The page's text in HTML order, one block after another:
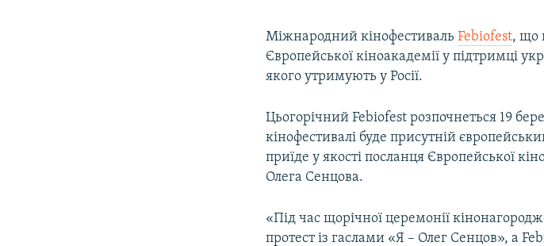
Міжнародний кінофестивальFebiofest, що
Європейської кіноакадемії у підтримці
якого утримують у Росії.
Цьогорічний Febiofest розпочнеться 19
кінофестивалі буде присутній
приїде у якості посланця Європейської
Олега Сенцова.
«Під час щорічної церемонії
протест із гаслами «Я – Олег Сенцов», а